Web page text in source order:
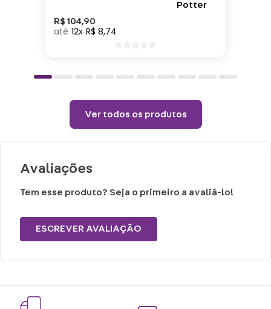
Cuidados e recomendações de uso:
detergente neutro.
Não utilizar químicos e abrasivos.
Choques ou quedas podem trincar ou
produto de Cerâmica
R$ 104,90
12 R$ 8,74
Ver todos os produtos
Avaliações
Tem esse produto? Seja o primeiro a avaliá-lo!
ESCREVER AVALIAÇÃO